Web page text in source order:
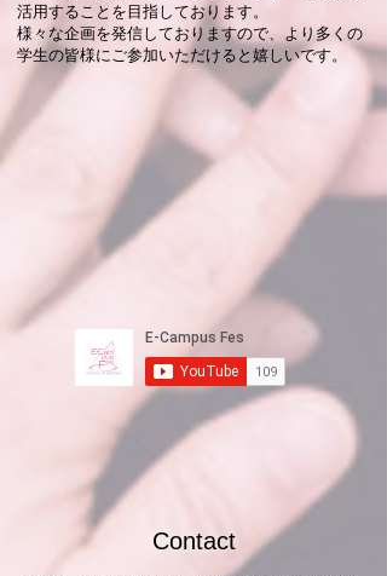
活用することを目指しております。
様々な企画を発信しておりますので、​より多くの
学生の皆様にご参加いただけると嬉しいです。
Contact